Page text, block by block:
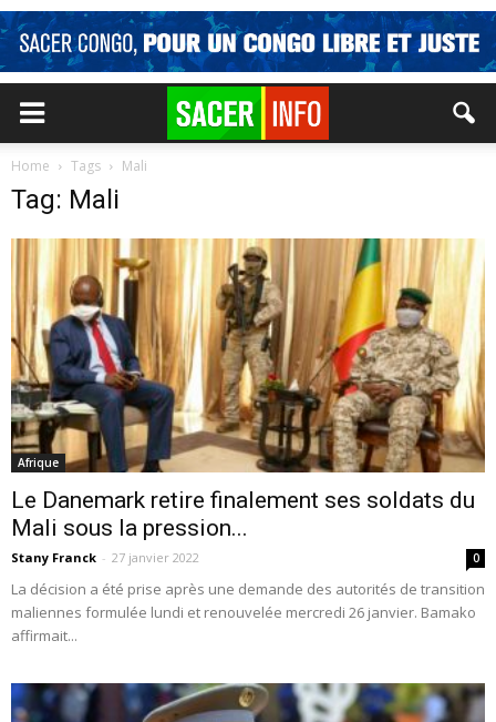
Home Tags Mali
Tag: Mali
Afrique
Le Danemark retire finalement ses soldats du
Mali sous la pression...
Stany Franck - 27 janvier 2022 0
La décision a été prise après une demande des autorités de transition
maliennes formulée lundi et renouvelée mercredi 26 janvier. Bamako
affirmait...